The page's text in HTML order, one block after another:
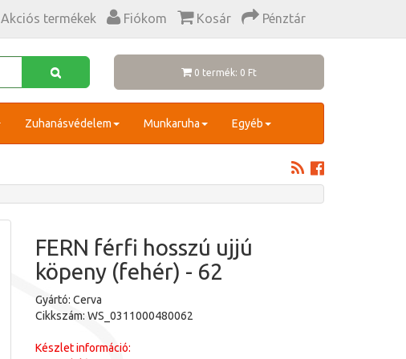
Akciós termékek Fiókom Kosár Pénztár
0 termék: 0 Ft
Zuhanásvédelem Munkaruha Egyéb
FERN férfi hosszú ujjú
köpeny (fehér) - 62
Gyártó: Cerva
Cikkszám: WS_0311000480062
Készlet információ: